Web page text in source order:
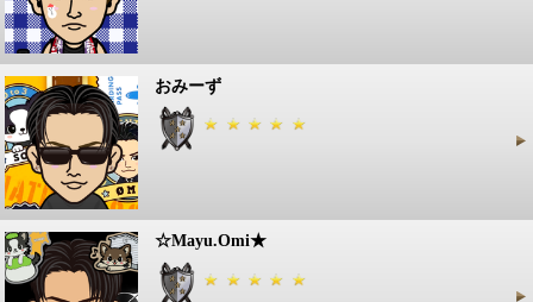
おみーず
☆Mayu.Omi★